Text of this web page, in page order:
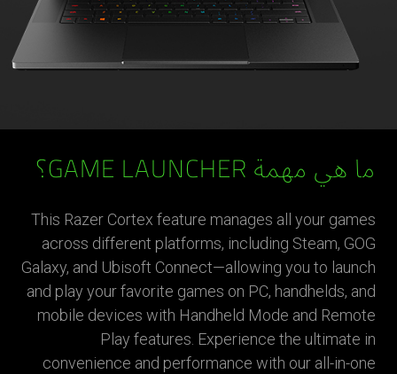
ما هي مهمة GAME LAUNCHER؟
This Razer Cortex feature manages all your games
across different platforms, including Steam, GOG
Galaxy, and Ubisoft Connect—allowing you to launch
and play your favorite games on PC, handhelds, and
mobile devices with Handheld Mode and Remote
Play features. Experience the ultimate in
convenience and performance with our all-in-one